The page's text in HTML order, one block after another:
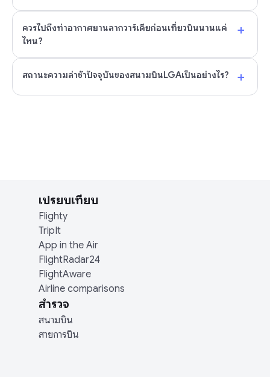
ควรไปถึงท่าอากาศยานลากวาร์เดียก่อนเที่ยวบินนานแค่
ไหน?
+
สถานะความล่าช้าปัจจุบันของสนามบินLGAเป็นอย่างไร? +
เปรียบเทียบ
Flighty
TripIt
App in the Air
FlightRadar24
FlightAware
Airline comparisons
สำรวจ
สนามบิน
สายการบิน